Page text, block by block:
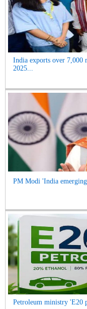
India exports over 7,000
2025...
PM Modi 'India
Petroleum ministry 'E20